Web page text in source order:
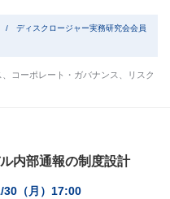
ディスクロージャー実務研究会会員
コーポレート・ガバナンス
リスク
内部通報の制度設計
30（月）17:00